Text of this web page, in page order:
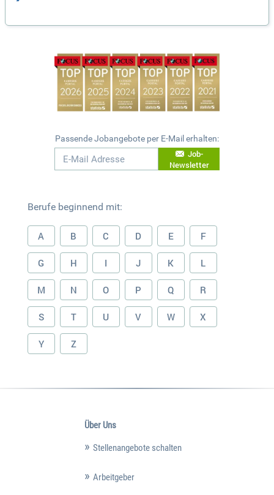
Passende Jobangebote per E-Mail erhalten:
Job-
Newsletter
Berufe beginnend mit:
A B C D E F
G H I J K L
M N O P Q R
S T U V W X
Y Z
Über Uns
Stellenangebote schalten
Arbeitgeber